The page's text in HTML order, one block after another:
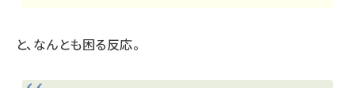
と、なんとも困る反応。